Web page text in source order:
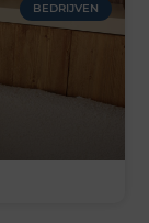
BEDRIJVEN